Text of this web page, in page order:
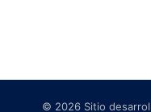
© 2026 Sitio